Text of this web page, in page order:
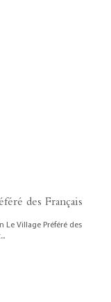
des Français
Le Village Préféré des